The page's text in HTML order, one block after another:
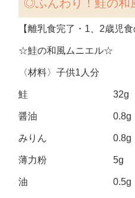
◎ふんわり！鮭の和
【離乳食完了・1、2歳児食
☆鮭の和風ムニエル☆
〈材料〉子供1人分
鮭 32g
醤油 0.8g
みりん 0.8g
薄力粉 5g
油 0.5g